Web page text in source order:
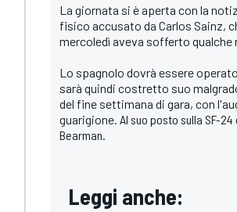
La giornata si è aperta con la
fisico accusato da Carlos Sainz,
mercoledì aveva sofferto qualche
Lo spagnolo dovrà essere
sarà quindi costretto suo
del fine settimana di gara, con
guarigione. Al suo posto sulla SF-
Bearman.
Leggi anche: